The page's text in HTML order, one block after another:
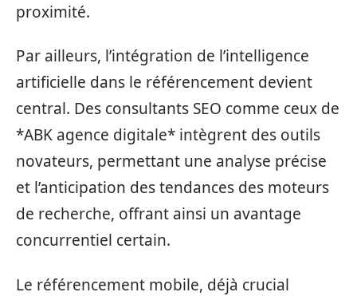
proximité.
Par ailleurs, l’intégration de l’intelligence
artificielle dans le référencement devient
central. Des consultants SEO comme ceux de
*ABK agence digitale* intègrent des outils
novateurs, permettant une analyse précise
et l’anticipation des tendances des moteurs
de recherche, offrant ainsi un avantage
concurrentiel certain.
Le référencement mobile, déjà crucial